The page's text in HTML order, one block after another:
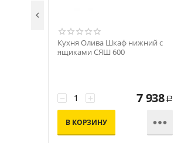
Кухня Олива Шкаф нижний с
ящиками СЯШ 600
+
− 7 938 Р
В КОРЗИНУ 
